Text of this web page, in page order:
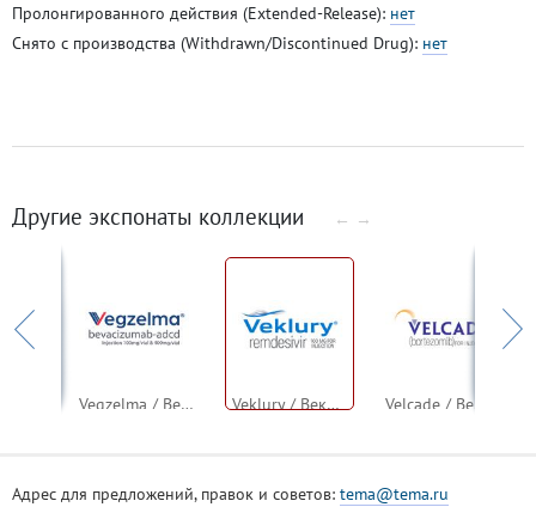
Пролонгированного действия (Extended-Release): нет
Снято с производства (Withdrawn/Discontinued Drug): нет
Другие экспонаты коллекции ← →
Vegzelma / Вегзелма (бевацизумаб) Veklury / Веклури (ремдесивир)
Адрес для предложений, правок и советов: tema@tema.ru